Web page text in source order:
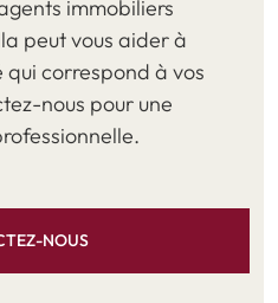
immobiliers
peut vous aider à
correspond à vos
nous pour une
NOUS